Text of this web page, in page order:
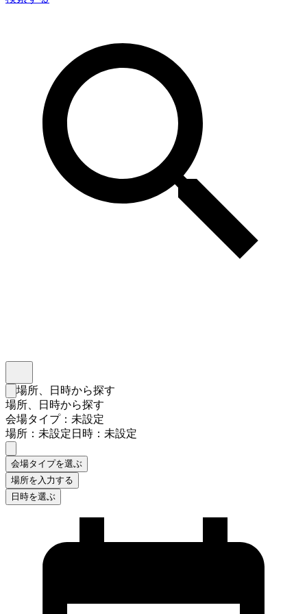
検索フォームを閉じる
場所、日時から探す
場所、日時から探す
会場タイプ：未設定
場所：未設定日時：未設定
会場タイプを選ぶ
場所を入力する
日時を選ぶ